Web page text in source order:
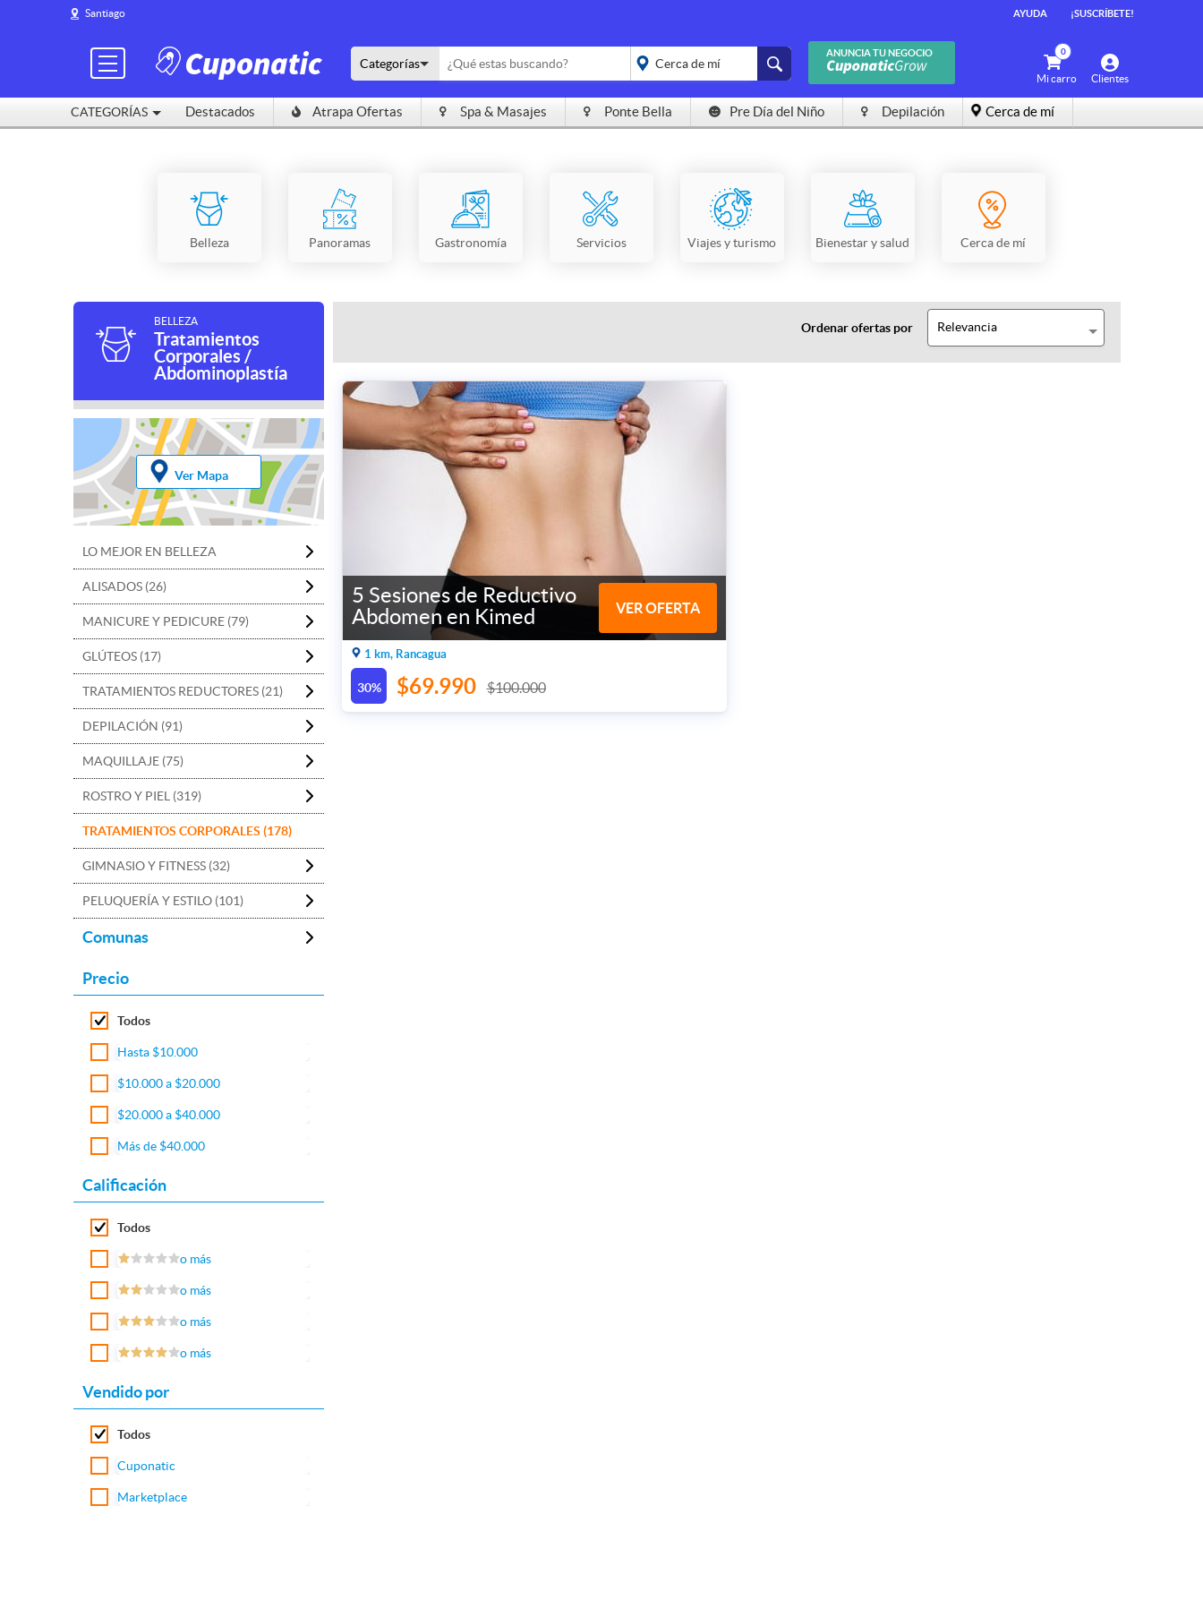
Santiago AYUDA ¡SUSCRÍBETE!
CATEGORÍAS
ANUNCIA TU NEGOCIO
Clientes
Categorías
placeholder="Todo el
0
Mi carro
Destacados Atrapa Ofertas Spa & Masajes Ponte Bella Pre Día del Niño Depilación Cerca de mí
Belleza Panoramas Gastronomía Servicios Viajes y turismo Bienestar y salud Cerca de mí
BELLEZA
Tratamientos
Corporales /
Abdominoplastía
Ver Mapa
LO MEJOR EN BELLEZA
ALISADOS (26)
MANICURE Y PEDICURE (79)
GLÚTEOS (17)
TRATAMIENTOS REDUCTORES (21)
DEPILACIÓN (91)
MAQUILLAJE (75)
ROSTRO Y PIEL (319)
TRATAMIENTOS CORPORALES (178)
GIMNASIO Y FITNESS (32)
PELUQUERÍA Y ESTILO (101)
Comunas
Precio
Todos
Hasta $10.000
$10.000 a $20.000
$20.000 a $40.000
Más de $40.000
Calificación
Todos
o más
o más
o más
o más
Vendido por
Todos
Cuponatic
Marketplace
Ordenar ofertas por Relevancia
5 Sesiones de Reductivo
Abdomen en Kimed
VER OFERTA
1 km, Rancagua
30% $69.990 $100.000